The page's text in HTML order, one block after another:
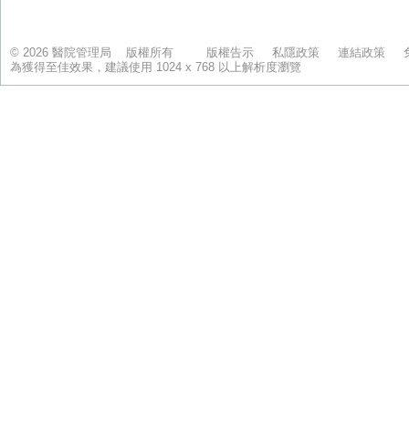
© 2026 醫院管理局 版權所有 版權告示 私隱政策 連結政策
為獲得至佳效果，建議使用 1024 x 768 以上解析度瀏覽